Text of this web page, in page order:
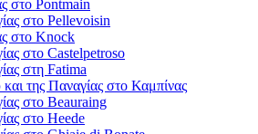
στο Pontmain
στο Pellevoisin
στο Knock
στο Castelpetroso
στη Fatima
της Παναγίας στο Καμπίνας
στο Beauraing
στο Heede